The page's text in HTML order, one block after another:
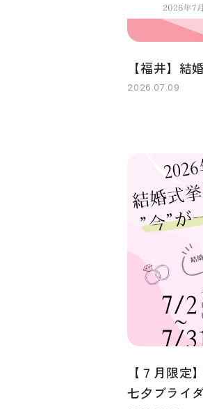
【福井】結
2026.07.09
【７月限
七夕ブライ